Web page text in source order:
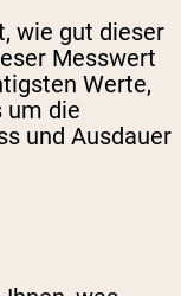
wie gut dieser
Messwert
Werte,
um die
und Ausdauer